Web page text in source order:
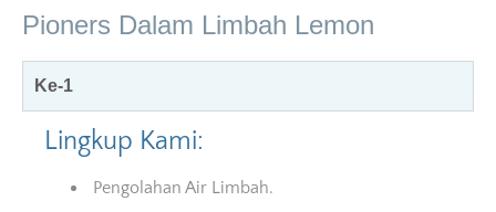
Pioners Dalam Limbah Lemon
Ke-1
Lingkup Kami:
Pengolahan Air Limbah.